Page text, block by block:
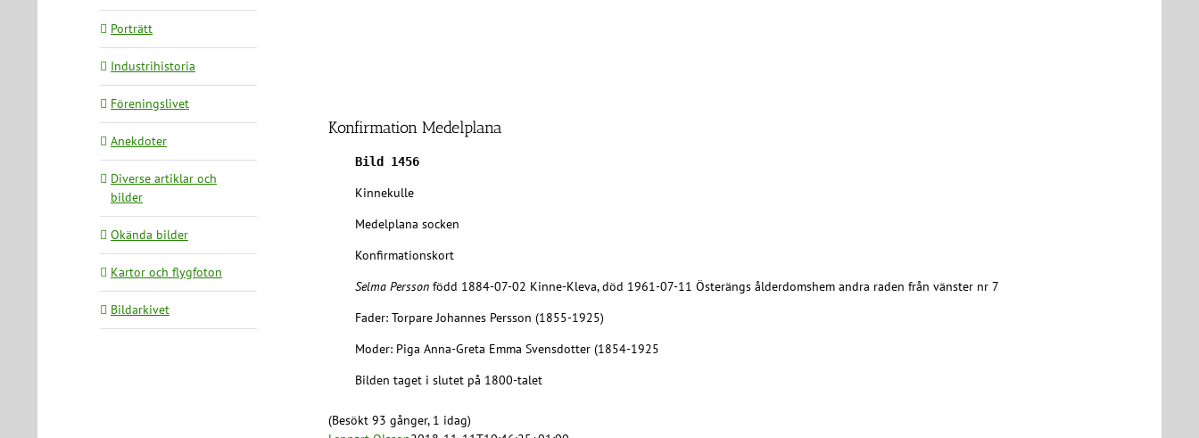
Konfirmation Medelplana
Bild 1456
Kinnekulle
Medelplana socken
Konfirmationskort
Selma Persson född 1884-07-02 Kinne-Kleva, död 1961-07-11 Österängs ålderdomshem andra raden från vänster nr 7
Fader: Torpare Johannes Persson (1855-1925)
Moder: Piga Anna-Greta Emma Svensdotter (1854-1925
Bilden taget i slutet på 1800-talet
(Besökt 93 gånger, 1 idag)
Porträtt
Industrihistoria
Föreningslivet
Anekdoter
Diverse artiklar och
bilder
Okända bilder
Kartor och flygfoton
Bildarkivet